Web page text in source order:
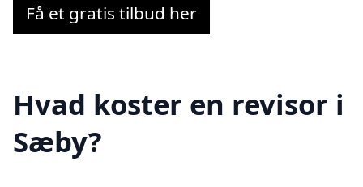
Få et gratis tilbud her
Hvad koster en revisor i
Sæby?